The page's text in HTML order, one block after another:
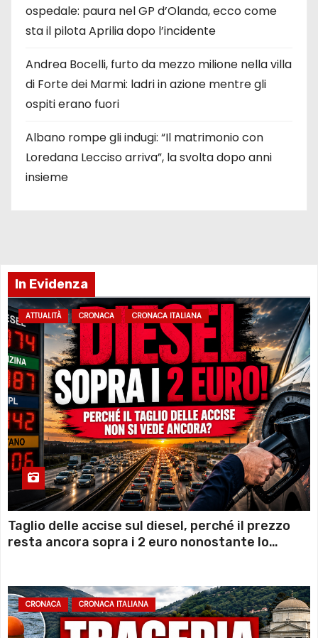
ospedale: paura nel GP d’Olanda, ecco come
sta il pilota Aprilia dopo l’incidente
Andrea Bocelli, furto da mezzo milione nella villa
di Forte dei Marmi: ladri in azione mentre gli
ospiti erano fuori
Albano rompe gli indugi: “Il matrimonio con
Loredana Lecciso arriva”, la svolta dopo anni
insieme
In Evidenza
ATTUALITÀ CRONACA CRONACA ITALIANA
Taglio delle accise sul diesel, perché il prezzo
resta ancora sopra i 2 euro nonostante lo
CRONACA CRONACA ITALIANA